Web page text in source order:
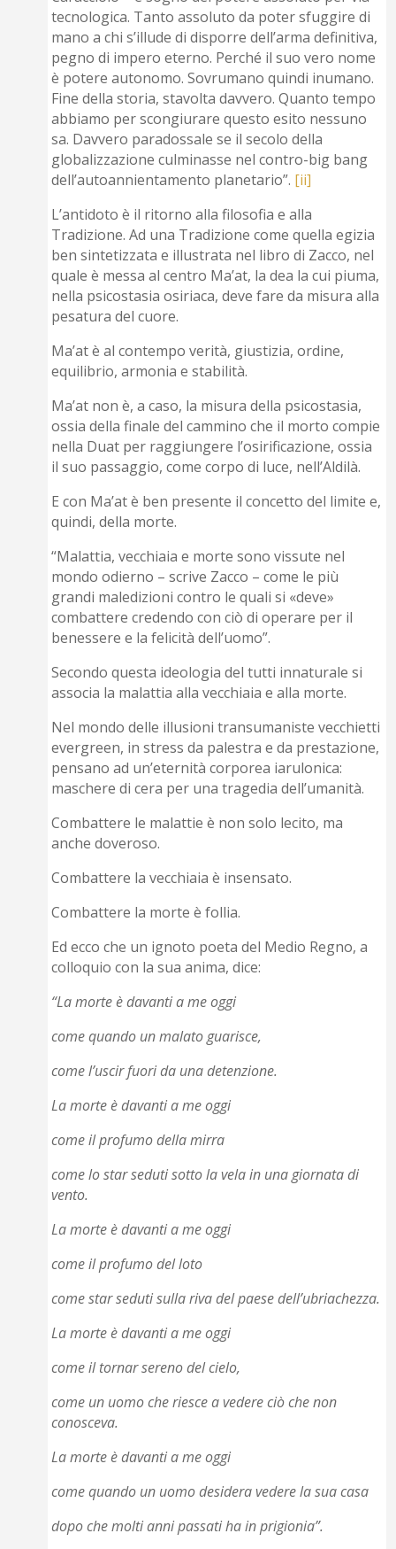
tecnologica. Tanto assoluto da poter sfuggire di
mano a chi s’illude di disporre dell’arma definitiva,
pegno di impero eterno. Perché il suo vero nome
è potere autonomo. Sovrumano quindi inumano.
Fine della storia, stavolta davvero. Quanto tempo
abbiamo per scongiurare questo esito nessuno
sa. Davvero paradossale se il secolo della
globalizzazione culminasse nel contro-big bang
dell’autoannientamento planetario”. [ii]
L’antidoto è il ritorno alla filosofia e alla
Tradizione. Ad una Tradizione come quella egizia
ben sintetizzata e illustrata nel libro di Zacco, nel
quale è messa al centro Ma’at, la dea la cui piuma,
nella psicostasia osiriaca, deve fare da misura alla
pesatura del cuore.
Ma’at è al contempo verità, giustizia, ordine,
equilibrio, armonia e stabilità.
Ma’at non è, a caso, la misura della psicostasia,
ossia della finale del cammino che il morto compie
nella Duat per raggiungere l’osirificazione, ossia
il suo passaggio, come corpo di luce, nell’Aldilà.
E con Ma’at è ben presente il concetto del limite e,
quindi, della morte.
“Malattia, vecchiaia e morte sono vissute nel
mondo odierno – scrive Zacco – come le più
grandi maledizioni contro le quali si «deve»
combattere credendo con ciò di operare per il
benessere e la felicità dell’uomo”.
Secondo questa ideologia del tutti innaturale si
associa la malattia alla vecchiaia e alla morte.
Nel mondo delle illusioni transumaniste vecchietti
evergreen, in stress da palestra e da prestazione,
pensano ad un’eternità corporea iarulonica:
maschere di cera per una tragedia dell’umanità.
Combattere le malattie è non solo lecito, ma
anche doveroso.
Combattere la vecchiaia è insensato.
Combattere la morte è follia.
Ed ecco che un ignoto poeta del Medio Regno, a
colloquio con la sua anima, dice:
“La morte è davanti a me oggi
come quando un malato guarisce,
come l’uscir fuori da una detenzione.
La morte è davanti a me oggi
come il profumo della mirra
come lo star seduti sotto la vela in una giornata di
vento.
La morte è davanti a me oggi
come il profumo del loto
come star seduti sulla riva del paese dell’ubriachezza.
La morte è davanti a me oggi
come il tornar sereno del cielo,
come un uomo che riesce a vedere ciò che non
conosceva.
La morte è davanti a me oggi
come quando un uomo desidera vedere la sua casa
dopo che molti anni passati ha in prigionia”.